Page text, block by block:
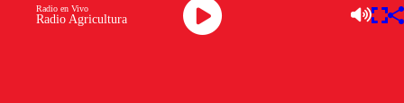
Consultado por la situación, el propio Sánchez explicó con
Radio Agricultura
Radio en Vivo